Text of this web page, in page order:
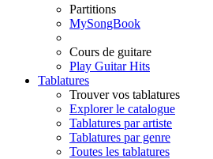
Partitions
MySongBook
Cours de guitare
Play Guitar Hits
Tablatures
Trouver vos tablatures
Explorer le catalogue
Tablatures par artiste
Tablatures par genre
Toutes les tablatures